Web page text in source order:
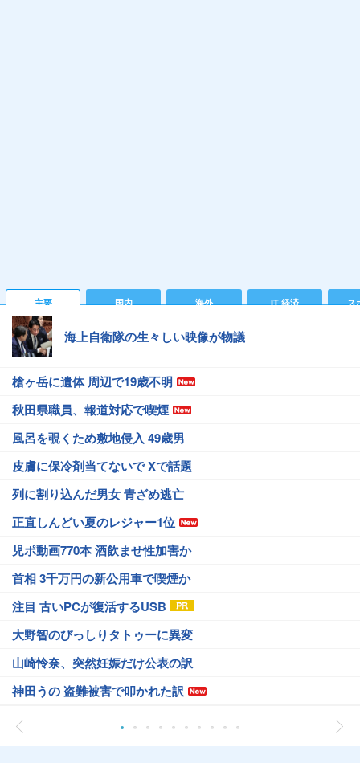
主要 国内 海外 IT 経済 ス
海上自衛隊の生々しい映像が物議
槍ヶ岳に遺体 周辺で19歳不明
秋田県職員、報道対応で喫煙
風呂を覗くため敷地侵入 49歳男
皮膚に保冷剤当てないで Xで話題
列に割り込んだ男女 青ざめ逃亡
正直しんどい夏のレジャー1位
児ポ動画770本 酒飲ませ性加害か
首相 3千万円の新公用車で喫煙か
注目 古いPCが復活するUSB
大野智のびっしりタトゥーに異変
山崎怜奈、突然妊娠だけ公表の訳
神田うの 盗難被害で叩かれた訳